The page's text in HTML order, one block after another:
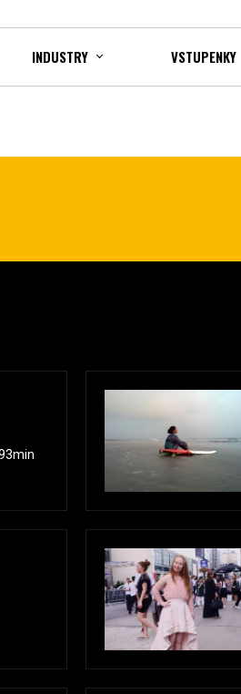
INDUSTRY VSTUPENKY